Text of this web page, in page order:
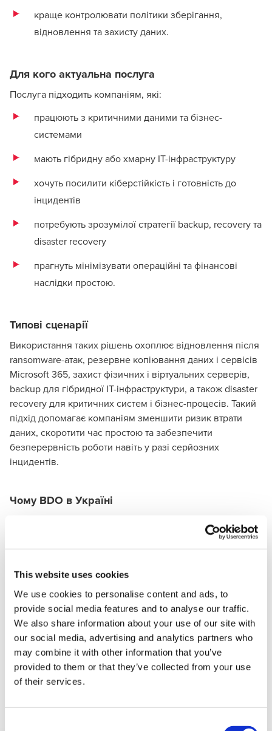
This website uses cookies
We use cookies to personalise content and ads, to
provide social media features and to analyse our traffic.
We also share information about your use of our site with
our social media, advertising and analytics partners who
may combine it with other information that you’ve
provided to them or that they’ve collected from your use
of their services.
краще контролювати політики зберігання,
відновлення та захисту даних.
Для кого актуальна послуга
Послуга підходить компаніям, які:
працюють з критичними даними та бізнес-
системами
мають гібридну або хмарну ІТ-інфраструктуру
хочуть посилити кіберстійкість і готовність до
інцидентів
потребують зрозумілої стратегії backup, recovery та
disaster recovery
прагнуть мінімізувати операційні та фінансові
наслідки простою.
Типові сценарії
Використання таких рішень охоплює відновлення після
ransomware-атак, резервне копіювання даних і сервісів
Microsoft 365, захист фізичних і віртуальних серверів,
backup для гібридної ІТ-інфраструктури, а також disaster
recovery для критичних систем і бізнес-процесів. Такий
підхід допомагає компаніям зменшити ризик втрати
даних, скоротити час простою та забезпечити
безперервність роботи навіть у разі серйозних
інцидентів.
Чому BDO в Україні
Допомагаємо не просто налаштувати резервні копії, а
підтримує стабільну роботу компанії та відповідає її
реальним бізнес-потребам.
BDO в Україні є золотим партнером Microsoft, що
дозволяє використовувати найкращі хмарні технології
та сучасні інструментиекосистеми Microsoftдля
підтримки клієнтів і підсилення їхніх цифрових рішень.